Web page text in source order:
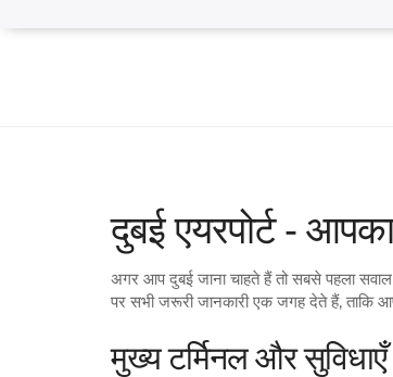
दुबई एयरपोर्ट -
अगर आप दुबई जाना चाहते हैं तो सबसे पहला
पर सभी जरूरी जानकारी एक जगह देते हैं, ताकि
मुख्य टर्मिनल और सुविधाएँ